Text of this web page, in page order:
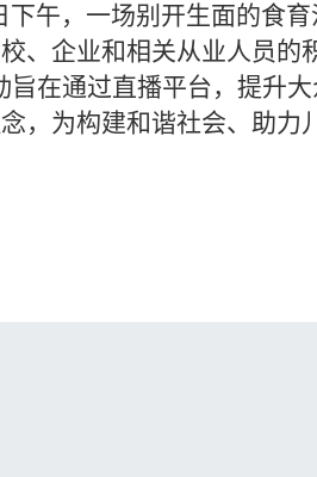
下午，一场别开生面的食
、企业和相关从业人员的
旨在通过直播平台，提升
，为构建和谐社会、 助力